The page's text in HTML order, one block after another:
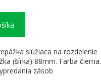
slúžiaca na rozdelenie
(šírka) 88mm. Farba čierna.
zásob